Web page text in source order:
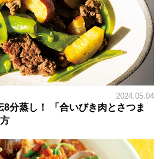
2024.05.04
分蒸し！ 「合いびき肉とさつま